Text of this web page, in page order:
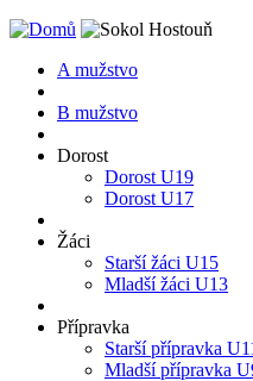
A mužstvo
B mužstvo
Dorost
Dorost U19
Dorost U17
Žáci
Starší žáci U15
Mladší žáci U13
Přípravka
Starší přípravka
Mladší přípravka